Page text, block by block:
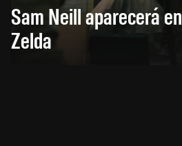
Sam Neill aparecerá
Zelda